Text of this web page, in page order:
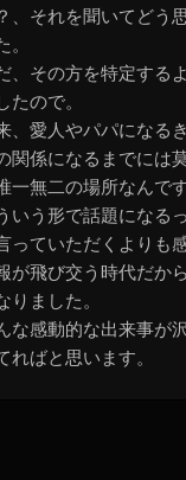
、それを聞いてどう
。
、その方を特定する
たので。
、愛人やパパになる
関係になるまでには
一無二の場所なんです
いう形で話題になる
っていただくよりも
が飛び交う時代だか
りました。
な感動的な出来事が
ればと思います。